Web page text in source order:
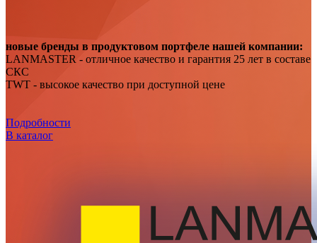
новые бренды в продуктовом портфеле нашей компании:
LANMASTER - отличное качество и гарантия 25 лет в составе
СКС
TWT - высокое качество при доступной цене
Подробности
В каталог